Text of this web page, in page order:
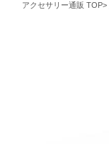
アクセサリー通販 TOP